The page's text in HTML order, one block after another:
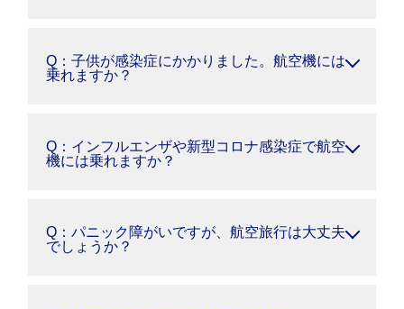
Q：子供が感染症にかかりました。航空機には
乗れますか？
Q：インフルエンザや新型コロナ感染症で航空
機には乗れますか？
Q：パニック障がいですが、航空旅行は大丈夫
でしょうか？